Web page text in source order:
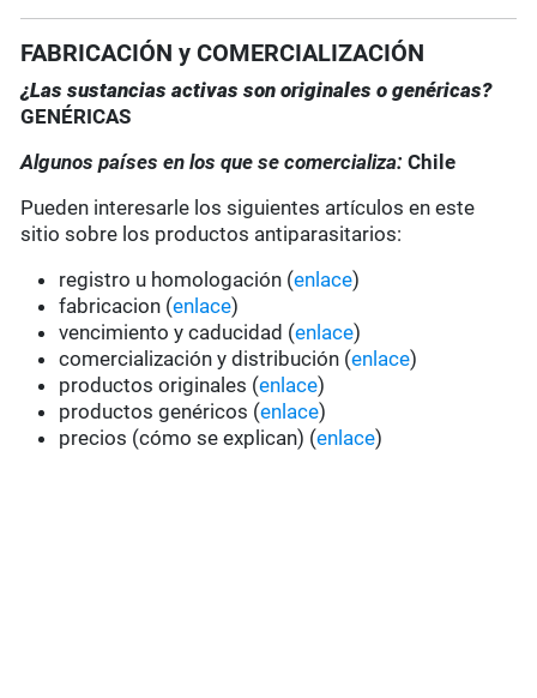
FABRICACIÓN y COMERCIALIZACIÓN
¿Las sustancias activas son originales o genéricas?
GENÉRICAS
Algunos países en los que se comercializa:Chile
Pueden interesarle los siguientes artículos en este
sitio sobre los productos antiparasitarios:
registro u homologación (enlace)
fabricacion (enlace)
vencimiento y caducidad (enlace)
comercialización y distribución (enlace)
productos originales (enlace)
productos genéricos (enlace)
precios (cómo se explican) (enlace)